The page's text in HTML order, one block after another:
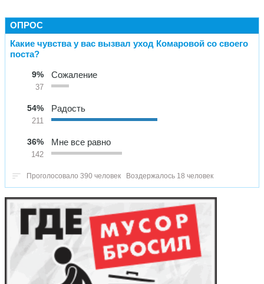
ОПРОС
Какие чувства у вас вызвал уход Комаровой со своего
поста?
9%
37
Сожаление
54%
211
Радость
36%
142
Мне все равно
Проголосовало 390 человек Воздержалось 18 человек